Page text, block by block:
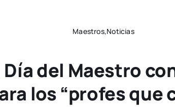
Maestros,Noticias
del Maestro
los “profes que